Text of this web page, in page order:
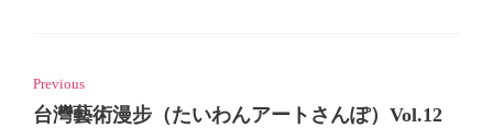
Previous
台灣藝術漫步（たいわんアートさんぽ）Vol.12